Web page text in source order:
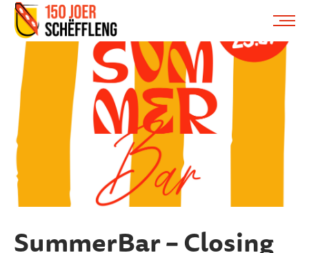
Schifflange, schifflange-logo, gemeng
SummerBar – Closing